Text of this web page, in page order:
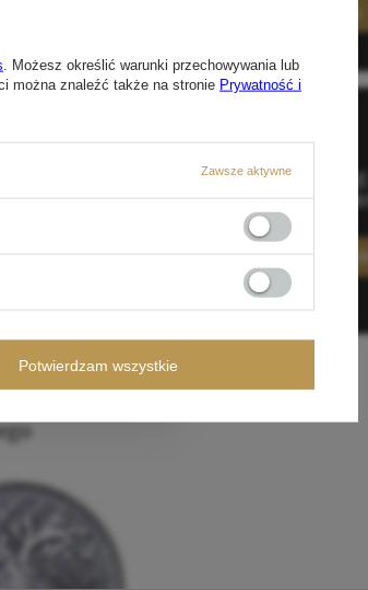
. Możesz określić warunki przechowywania lub
można znaleźć także na stronie Prywatność i
Zawsze aktywne
Potwierdzam wszystkie